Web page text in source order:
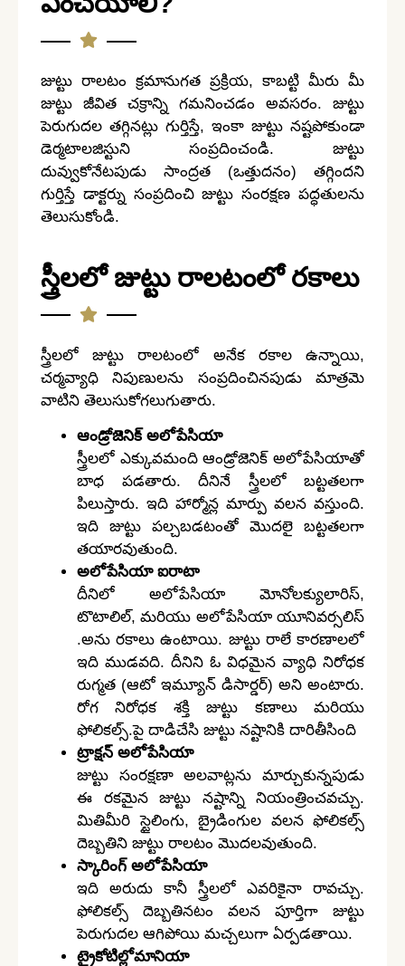
జుట్టు రాలటం క్రమానుగత ప్రక్రియ, కాబట్టి మీరు మీ
జుట్టు జీవిత చక్రాన్ని గమనించడం అవసరం. జుట్టు
పెరుగుదల తగ్గినట్లు గుర్తిస్తే, ఇంకా జుట్టు నష్టపోకుండా
డెర్మటాలజిస్టుని సంప్రదించండి. జుట్టు
దువ్వుకోనేటపుడు సాంద్రత (ఒత్తుదనం) తగ్గిందని
గుర్తిస్తే డాక్టర్ను సంప్రదించి జుట్టు సంరక్షణ పద్ధతులను
తెలుసుకోండి.
స్త్రీలలో జుట్టు రాలటంలో రకాలు
స్త్రీలలో జుట్టు రాలటంలో అనేక రకాల ఉన్నాయి,
చర్మవ్యాధి నిపుణులను సంప్రదించినపుడు మాత్రమె
వాటిని తెలుసుకోగలుగుతారు.
ఆండ్రోజెనిక్ అలోపేసియా
స్త్రీలలో ఎక్కువమంది ఆండ్రోజెనిక్ అలోపేసియాతో
బాధ పడతారు. దీనినే స్త్రీలలో బట్టతలగా
పిలుస్తారు. ఇది హార్మోన్ల మార్పు వలన వస్తుంది.
ఇది జుట్టు పల్చబడటంతో మొదలై బట్టతలగా
తయారవుతుంది.
అలోపేసియా ఐరాటా
దీనిలో అలోపేసియా మోనోలక్యులారిస్,
టొటాలిల్, మరియు అలోపేసియా యూనివర్సలిస్
.అను రకాలు ఉంటాయి. జుట్టు రాలే కారణాలలో
ఇది ముడవది. దీనిని ఓ విధమైన వ్యాధి నిరోధక
రుగ్మత (ఆటో ఇమ్యూన్ డిసార్డర్) అని అంటారు.
రోగ నిరోధక శక్తి జుట్టు కణాలు మరియు
ఫోలికల్స్.పై దాడిచేసి జుట్టు నష్టానికి దారితీసింది
ట్రాక్షన్ అలోపేసియా
జుట్టు సంరక్షణా అలవాట్లను మార్చుకున్నపుడు
ఈ రకమైన జుట్టు నష్టాన్ని నియంత్రించవచ్చు.
మితిమీరి స్టైలింగు, బ్రైడింగుల వలన ఫోలికల్స్
దెబ్బతిని జుట్టు రాలటం మొదలవుతుంది.
స్కారింగ్ అలోపేసియా
ఇది అరుదు కానీ స్త్రీలలో ఎవరికైనా రావచ్చు.
ఫోలికల్స్ దెబ్బతినటం వలన పూర్తిగా జుట్టు
పెరుగుదల ఆగిపోయి మచ్చలుగా ఏర్పడతాయి.
ట్రైకోటిల్లోమానియా